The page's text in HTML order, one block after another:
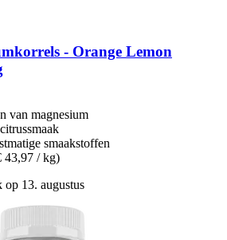
-​ Orange Lemon
van magnesium
smaakstoffen
43,97 / kg)
13. augustus